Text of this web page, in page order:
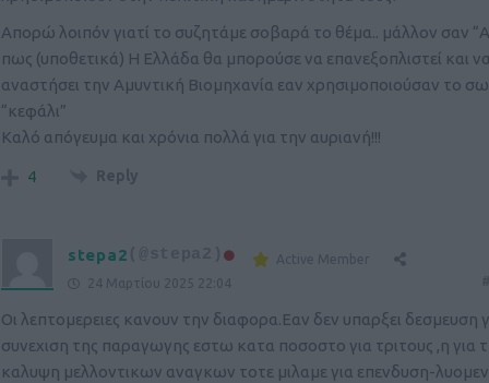
Απορώ λοιπόν γιατί το συζητάμε σοβαρά το θέμα.. μάλλον σαν
πως (υποθετικά) Η Ελλάδα θα μπορούσε να επανεξοπλιστεί και
αναστήσει την Αμυντική Βιομηχανία εαν χρησιμοποιούσαν το
“κεφάλι”
Καλό απόγευμα και χρόνια πολλά για την αυριανή!!!
4 Reply
stepa2
Active Member
24 Μαρτίου 2025 22:04
Οι λεπτομερειες κανουν την διαφορα.Εαν δεν υπαρξει δεσμευση
συνεχιση της παραγωγης εστω κατα ποσοστο για τριτους ,η για
καλυψη μελλοντικων αναγκων τοτε μιλαμε για επενδυση-